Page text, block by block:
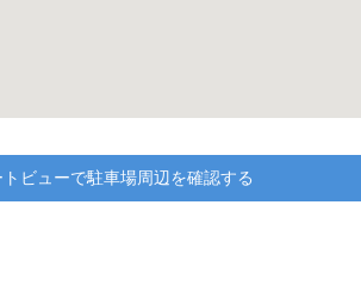
ビューで駐車場周辺を確認する